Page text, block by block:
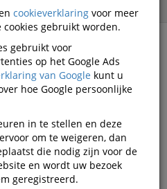
accessoires
cookieverklaring voor meer
gebruikt worden.
gebruikt voor
op het Google Ads
van Google kunt u
hoe Google persoonlijke
in te stellen en deze
om te weigeren, dan
die nodig zijn voor de
en wordt uw bezoek
geregistreerd.